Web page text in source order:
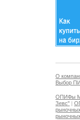
О
Выбор
ОПИФы
Зевс" |